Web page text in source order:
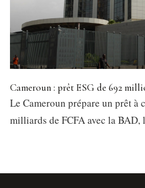
Cameroun : prêt ESG de 692
Le Cameroun prépare un prêt à
milliards de FCFA avec la BAD,